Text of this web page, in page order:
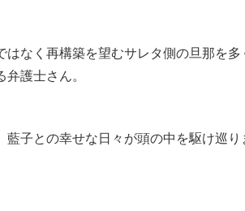
はなく再構築を望むサレタ側の旦那を
護士さん。
藍子との幸せな日々が頭の中を駆け巡